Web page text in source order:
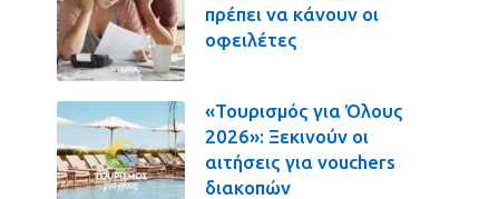
πρέπει να κάνουν οι
οφειλέτες
«Τουρισμός για Όλους
2026»: Ξεκινούν οι
αιτήσεις για vouchers
διακοπών